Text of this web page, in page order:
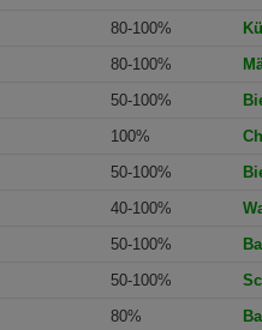
80-100%
80-100%
50-100%
100%
50-100%
40-100%
50-100%
50-100%
80%